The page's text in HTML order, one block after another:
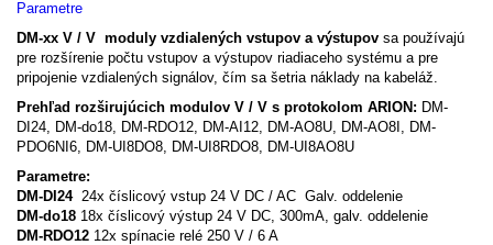
Parametre
DM-xx V / V moduly vzdialených vstupov a výstupov sa používajú
pre rozšírenie počtu vstupov a výstupov riadiaceho systému a pre
pripojenie vzdialených signálov, čím sa šetria náklady na kabeláž.
Prehľad rozširujúcich modulov V / V s protokolom ARION: DM-
DI24, DM-do18, DM-RDO12, DM-AI12, DM-AO8U, DM-AO8I, DM-
PDO6NI6, DM-UI8DO8, DM-UI8RDO8, DM-UI8AO8U
Parametre:
DM-DI2424x číslicový vstup 24 V DC / AC Galv. oddelenie
DM-do18 18x číslicový výstup 24 V DC, 300mA, galv. oddelenie
DM-RDO12 12x spínacie relé 250 V / 6 A